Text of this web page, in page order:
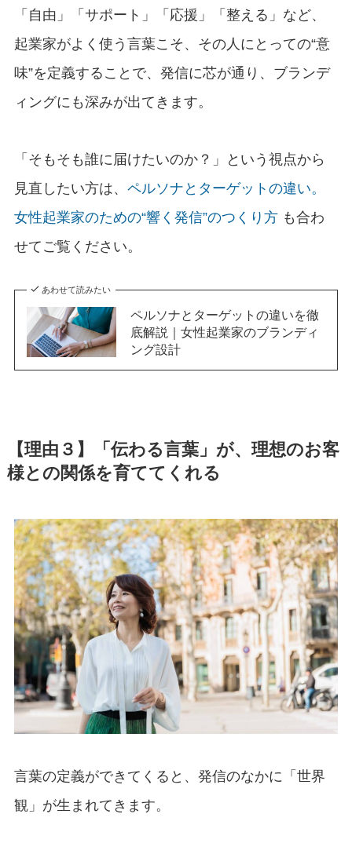
「自由」「サポート」「応援」「整える」など、
起業家がよく使う言葉こそ、その人にとっての“意
味”を定義することで、発信に芯が通り、ブランデ
ィングにも深みが出てきます。
「そもそも誰に届けたいのか？」という視点から
見直したい方は、 ペルソナとターゲットの違い。
女性起業家のための“響く発信”のつくり方も合わ
せてご覧ください。
あわせて読みたい
ペルソナとターゲットの違いを徹
底解説｜女性起業家のブランディ
ング設計
【理由３】
「伝わる言葉」が、理想のお客
様との関係を育ててくれる
言葉の定義ができてくると、発信のなかに「世界
観」が生まれてきます。